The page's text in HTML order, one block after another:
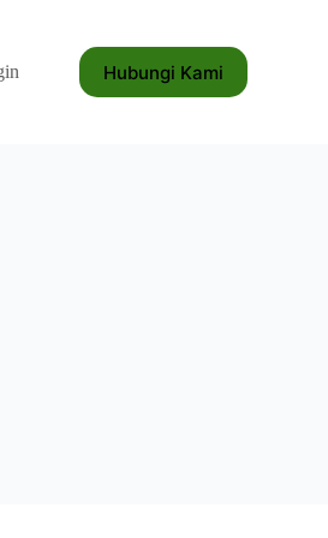
Hubungi Kami